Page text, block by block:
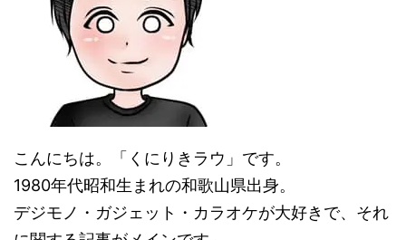
こんにちは。「くにりきラウ」です。
1980年代昭和生まれの和歌山県出身。
デジモノ・ガジェット・カラオケが大好きで、それ